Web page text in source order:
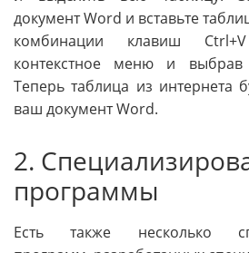
документ Word и вставьте
комбинации клавиш
контекстное меню и выбрав
Теперь таблица из интернета
ваш документ Word.
2.
программы
Есть также несколько